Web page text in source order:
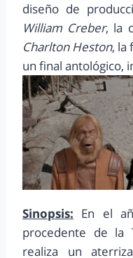
diseño de
William Creber, la
Charlton Heston, la
un final antológico,
Sinopsis: En el
procedente de la
realiza un